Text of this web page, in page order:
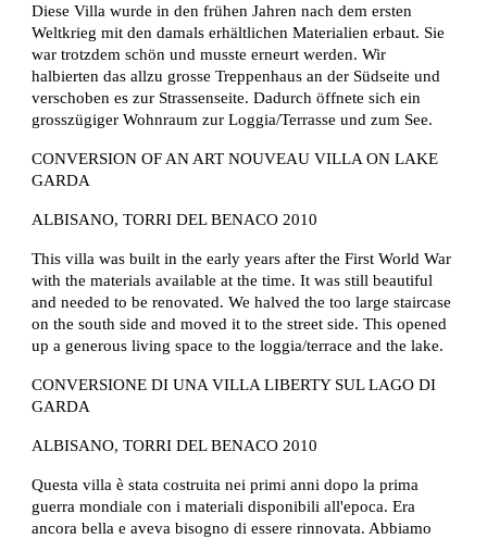
Diese Villa wurde in den frühen Jahren nach dem ersten
Weltkrieg mit den damals erhältlichen Materialien erbaut. Sie
war trotzdem schön und musste erneurt werden. Wir
halbierten das allzu grosse Treppenhaus an der Südseite und
verschoben es zur Strassenseite. Dadurch öffnete sich ein
grosszügiger Wohnraum zur Loggia/Terrasse und zum See.
CONVERSION OF AN ART NOUVEAU VILLA ON LAKE
GARDA
ALBISANO, TORRI DEL BENACO 2010
This villa was built in the early years after the First World War
with the materials available at the time. It was still beautiful
and needed to be renovated. We halved the too large staircase
on the south side and moved it to the street side. This opened
up a generous living space to the loggia/terrace and the lake.
CONVERSIONE DI UNA VILLA LIBERTY SUL LAGO DI
GARDA
ALBISANO, TORRI DEL BENACO 2010
Questa villa è stata costruita nei primi anni dopo la prima
guerra mondiale con i materiali disponibili all'epoca. Era
ancora bella e aveva bisogno di essere rinnovata. Abbiamo